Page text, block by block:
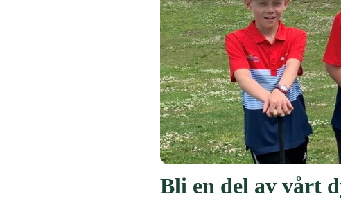
Bli en del av vårt